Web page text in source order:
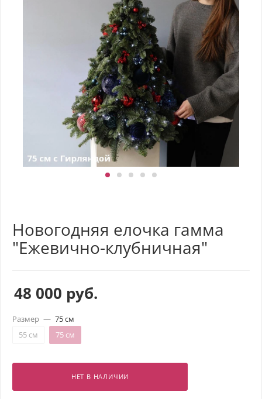
Новогодняя елочка гамма
"Ежевично-клубничная"
48 000 руб.
Размер — 75 см
55 см
75 см
НЕТ В НАЛИЧИИ